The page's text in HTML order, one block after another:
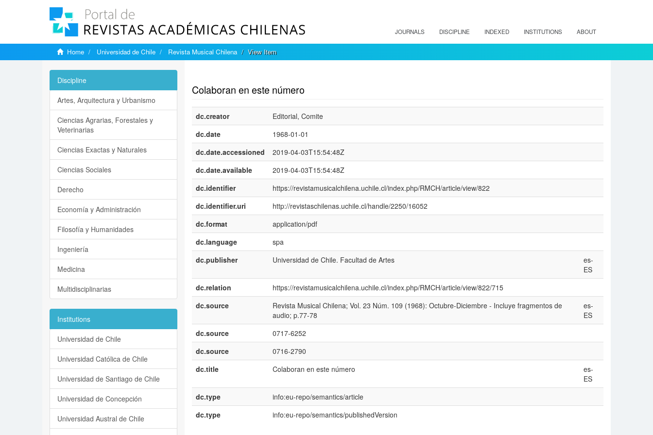
JOURNALS DISCIPLINE INDEXED INSTITUTIONS ABOUT
Home Universidad de Chile Revista Musical Chilena View Item
Colaboran en este número
dc.creator
Editorial, Comite
dc.date
1968-01-01
dc.date.accessioned
2019-04-03T15:54:48Z
dc.date.available
2019-04-03T15:54:48Z
dc.identifier
https://revistamusicalchilena.uchile.cl/index.php/RMCH/article/view/822
dc.identifier.uri
http://revistaschilenas.uchile.cl/handle/2250/16052
dc.format
application/pdf
dc.language
spa
dc.publisher
Universidad de Chile. Facultad de Artes
es-
ES
dc.relation
https://revistamusicalchilena.uchile.cl/index.php/RMCH/article/view/822/715
dc.source
Revista Musical Chilena; Vol. 23 Núm. 109 (1968): Octubre-Diciembre - Incluye fragmentos de
audio; p.77-78
es-
ES
dc.source
0717-6252
dc.source
0716-2790
dc.title
Colaboran en este número
es-
ES
dc.type
info:eu-repo/semantics/article
dc.type
info:eu-repo/semantics/publishedVersion
Discipline
Artes, Arquitectura y Urbanismo
Ciencias Agrarias, Forestales y
Veterinarias
Ciencias Exactas y Naturales
Ciencias Sociales
Derecho
Economía y Administración
Filosofía y Humanidades
Ingeniería
Medicina
Multidisciplinarias
Institutions
Universidad de Chile
Universidad Católica de Chile
Universidad de Santiago de Chile
Universidad de Concepción
Universidad Austral de Chile